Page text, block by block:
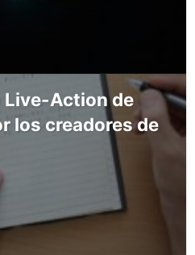
Live-Action de
los creadores de